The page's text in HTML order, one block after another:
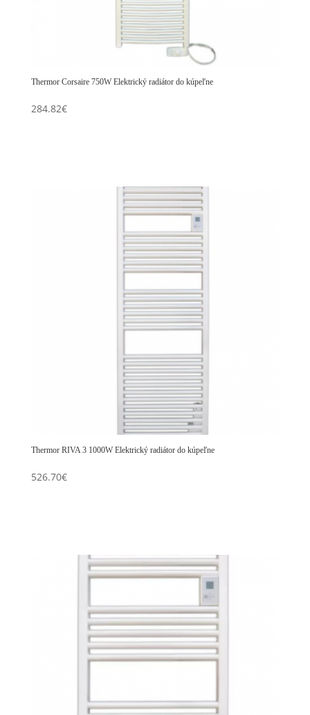
Thermor Corsaire 750W Elektrický radiátor do kúpeľne
284.82€
Thermor RIVA 3 1000W Elektrický radiátor do kúpeľne
526.70€